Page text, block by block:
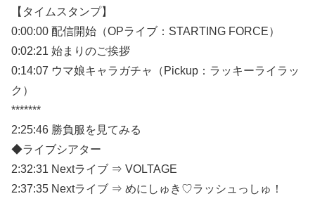
【タイムスタンプ】
0:00:00 配信開始（OPライブ：STARTING FORCE）
0:02:21 始まりのご挨拶
0:14:07 ウマ娘キャラガチャ（Pickup：ラッキーライラッ
ク）
*******
2:25:46 勝負服を見てみる
◆ライブシアター
2:32:31 Nextライブ ⇒ VOLTAGE
2:37:35 Nextライブ ⇒ めにしゅき♡ラッシュっしゅ！